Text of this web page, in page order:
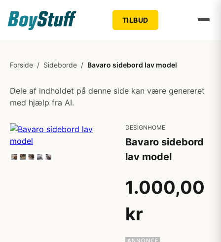
TILBUD
Forside / Sideborde / Bavaro sidebord lav model
Dele af indholdet på denne side kan være genereret
med hjælp fra AI.
DESIGNHOME
Bavaro sidebord
lav model
1.000,00
kr